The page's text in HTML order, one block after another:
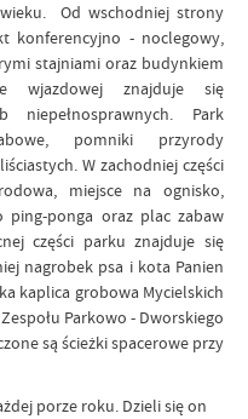
wieku. Od wschodniej strony
konferencyjno - noclegowy,
stajniami oraz budynkiem
wjazdowej znajduje się
Park
pomniki przyrody
W zachodniej części
miejsce na ognisko,
ping-ponga oraz plac zabaw
części parku znajduje się
nagrobek psa i kota Panien
kaplica grobowa Mycielskich
Parkowo - Dworskiego
są ścieżki spacerowe przy
porze roku. Dzieli się on